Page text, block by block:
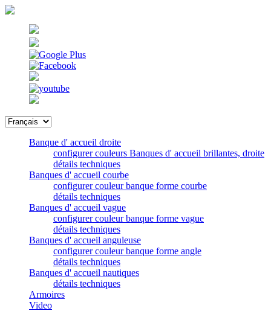
Banque d' accueil droite
configurer couleurs Banques d' accueil brillantes, droite
détails techniques
Banques d' accueil courbe
configurer couleur banque forme courbe
détails techniques
Banques d' accueil vague
configurer couleur banque forme vague
détails techniques
Banques d' accueil anguleuse
configurer couleur banque forme angle
détails techniques
Banques d' accueil nautiques
détails techniques
Armoires
Video